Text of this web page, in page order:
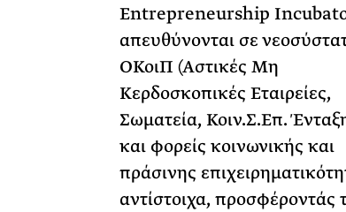
Entrepreneurship
απευθύνονται σε
ΟΚοιΠ (Αστικές Μη
Κερδοσκοπικές Εταιρείες,
Σωματεία, Κοιν.Σ.Επ.
και φορείς κοινωνικής και
πράσινης
αντίστοιχα, προσφέροντάς